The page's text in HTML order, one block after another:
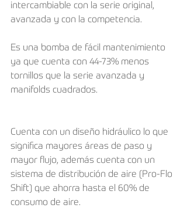
intercambiable con la serie original,
avanzada y con la competencia.
Es una bomba de fácil mantenimiento
ya que cuenta con 44-73% menos
tornillos que la serie avanzada y
manifolds cuadrados.
Cuenta con un diseño hidráulico lo que
significa mayores áreas de paso y
mayor flujo, además cuenta con un
sistema de distribución de aire (Pro-Flo
Shift) que ahorra hasta el 60% de
consumo de aire.